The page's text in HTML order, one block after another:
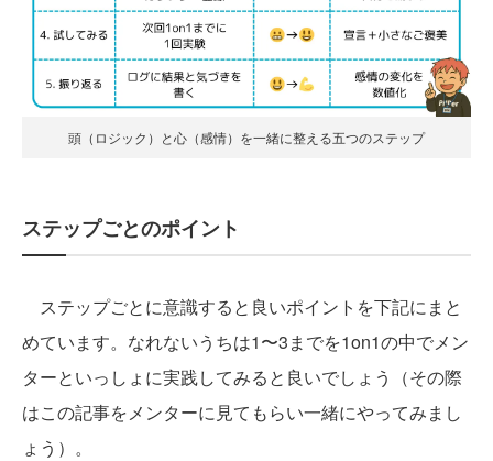
頭（ロジック）と心（感情）を一緒に整える五つのステップ
ステップごとのポイント
ステップごとに意識すると良いポイントを下記にまと
めています。なれないうちは1〜3までを1on1の中でメン
ターといっしょに実践してみると良いでしょう（その際
はこの記事をメンターに見てもらい一緒にやってみまし
ょう）。